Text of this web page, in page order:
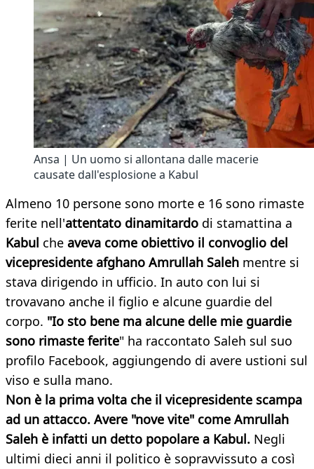
Ansa | Un uomo si allontana dalle macerie
causate dall'esplosione a Kabul
Almeno 10 persone sono morte e 16 sono rimaste
ferite nell'attentato dinamitardo di stamattina a
Kabul che aveva come obiettivo il convoglio del
vicepresidente afghano Amrullah Saleh mentre si
stava dirigendo in ufficio. In auto con lui si
trovavano anche il figlio e alcune guardie del
corpo. "Io sto bene ma alcune delle mie guardie
sono rimaste ferite" ha raccontato Saleh sul suo
profilo Facebook, aggiungendo di avere ustioni sul
viso e sulla mano.
Non è la prima volta che il vicepresidente scampa
ad un attacco. Avere "nove vite" come Amrullah
Saleh è infatti un detto popolare a Kabul. Negli
ultimi dieci anni il politico è sopravvissuto a così